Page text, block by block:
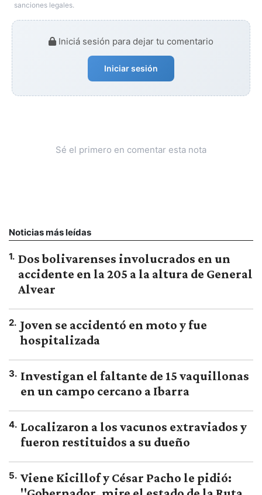
sanciones legales.
Iniciá sesión para dejar tu comentario
Iniciar sesión
Sé el primero en comentar esta nota
Noticias más leídas
1. Dos bolivarenses involucrados en un
accidente en la 205 a la altura de General
Alvear
2. Joven se accidentó en moto y fue
hospitalizada
3. Investigan el faltante de 15 vaquillonas
en un campo cercano a Ibarra
4. Localizaron a los vacunos extraviados y
fueron restituidos a su dueño
5. Viene Kicillof y César Pacho le pidió: